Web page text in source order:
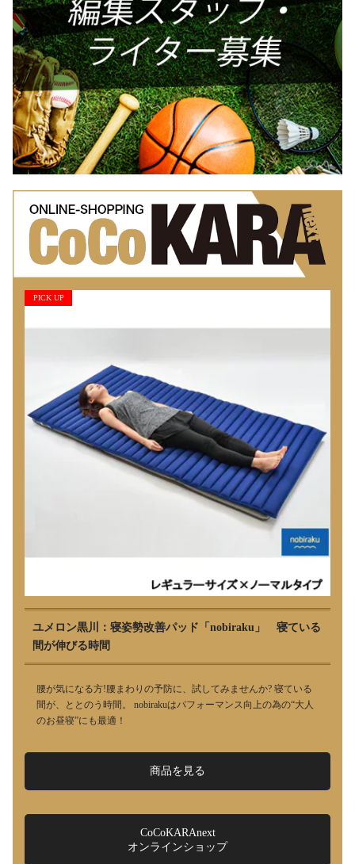
PICK UP
ユメロン黒川：寝姿勢改善パッド「nobiraku」 寝ている
間が伸びる時間
腰が気になる方!腰まわりの予防に、試してみませんか? 寝ている
間が、ととのう時間。 nobirakuはパフォーマンス向上の為の“大人
のお昼寝”にも最適！
商品を見る
CoCoKARAnext
オンラインショップ